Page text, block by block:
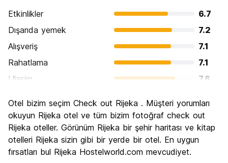
Etkinlikler
6.7
Dışarıda yemek
7.2
Alışveriş
7.1
Rahatlama
7.1
Ulasim
7.6
Kültür
6.8
Gece hayatı
6.9
Ekonomik
Otel bizim seçim Check out Rijeka . Müşteri yorumları
okuyun Rijeka otel ve tüm bizim fotoğraf check out
Rijeka oteller. Görünüm Rijeka bir şehir haritası ve kitap
otelleri Rijeka sizin gibi bir yerde bir otel. En uygun
fırsatları bul Rijeka Hostelworld.com mevcudiyet.